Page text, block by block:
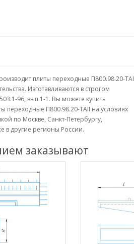
плиты переходные П800.98.20-
Изготавливаются в строгом
96, вып.1-1. Вы можете купить
переходные П800.98.20-ТАII на условиях
по Москве, Санкт-Петербургу,
в другие регионы России.
заказывают